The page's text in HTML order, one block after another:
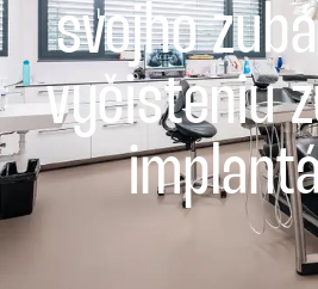
svojho
vyčisteniu